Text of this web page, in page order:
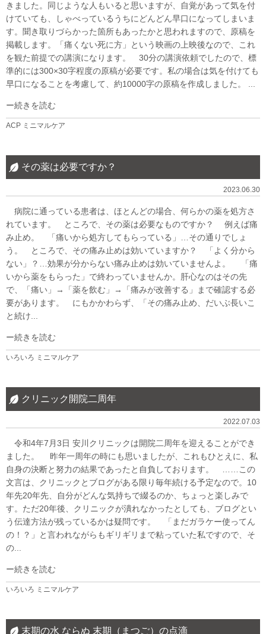
きました。同じような人もいると思いますが、自覚があって気を付
けていても、しゃべっているうちにどんどん早口になってしまいま
す。聞き取りづらかった箇所もあったかと思われますので、原稿を
掲載します。「痛くない死に方」という映画の上映後なので、これ
を観た前提での講演になります。 30分の講演依頼でしたので、標
準的には300×30字程度の原稿が必要です。私の場合は気を付けても
早口になることを考慮して、約10000字の原稿を作成しました。 ...
続きを読む
ACP ミニマルケア
その薬は必要ですか？
2023.06.30
病院に通っている患者は、ほとんどの場合、何らかの薬を処方さ
れています。 ところで、その薬は必要なものですか？ 例えば痛
み止め。 「痛いから処方してもらっている」…その通りでしょ
う。 ところで、その痛み止めは効いていますか？ 「よく分から
ない」？…効果が分からない痛み止めは効いていませんよ。 「痛
いから薬をもらった」で終わっていませんか。肝心なのはその先
で、「痛い」→「薬を飲む」→「痛みが改善する」まで確認する必
要があります。 にもかかわらず、「その痛み止め、だいぶ長いこ
と続け...
続きを読む
いろいろ ミニマルケア
クリニック開院二周年
2022.07.03
令和4年7月3日 安川クリニックは開院二周年を迎えることができ
ました。 昨年一周年の時にも思いましたが、これもひとえに、私
自身の決断と努力の結果であったと自負しております。 ……この
文言は、クリニックとブログがある限り毎年続ける予定なので。10
年先20年先、自分がどんな気持ちで綴るのか、ちょっと楽しみで
す。ただ20年後、クリニックが潰れなかったとしても、ブログとい
う伝達方法が残っているかは疑問です。 「まだガラケー使ってん
の！？」と言われながらもギリギリまで粘っていた私ですので、そ
の...
続きを読む
いろいろ ミニマルケア
末期の水 ならぬ 末期（まつご）の点滴